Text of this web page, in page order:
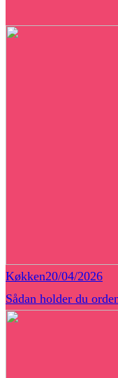
Køkken20/04/2026
Sådan holder du